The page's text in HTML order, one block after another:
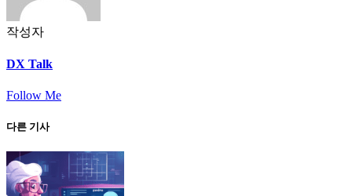
작성자
DX Talk
Follow Me
다른 기사